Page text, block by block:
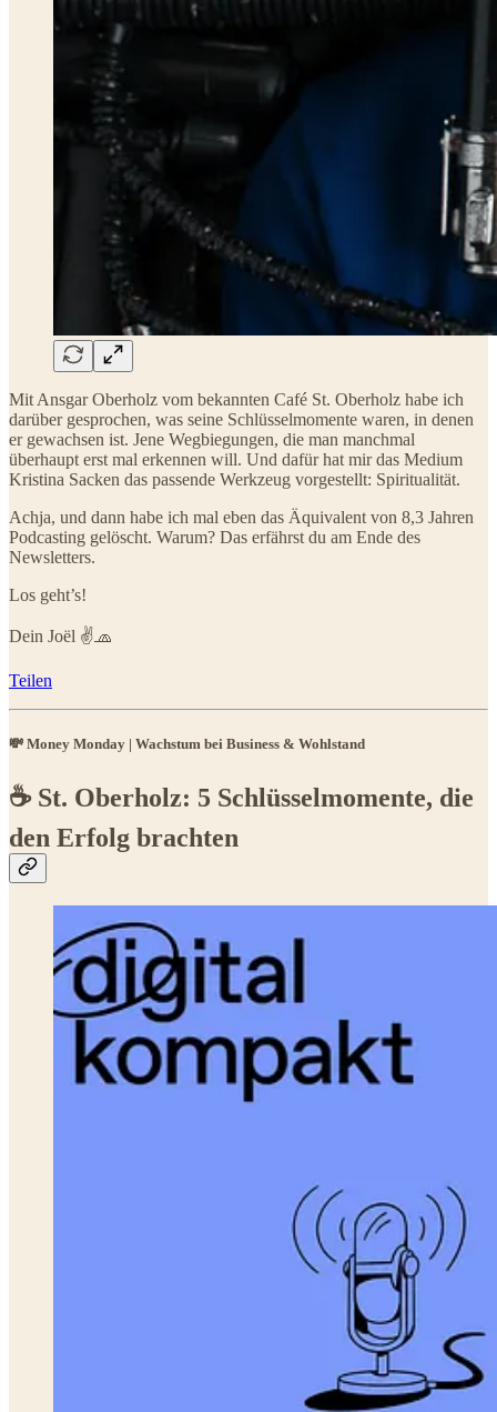
Mit Ansgar Oberholz vom bekannten Café St. Oberholz habe ich
darüber gesprochen, was seine Schlüsselmomente waren, in denen
er gewachsen ist. Jene Wegbiegungen, die man manchmal
überhaupt erst mal erkennen will. Und dafür hat mir das Medium
Kristina Sacken das passende Werkzeug vorgestellt: Spiritualität.
Achja, und dann habe ich mal eben das Äquivalent von 8,3 Jahren
Podcasting gelöscht. Warum? Das erfährst du am Ende des
Newsletters.
Los geht’s!
Dein Joël ✌️🧢
Teilen
💸 Money Monday | Wachstum bei Business & Wohlstand
☕️ St. Oberholz: 5 Schlüsselmomente, die
den Erfolg brachten